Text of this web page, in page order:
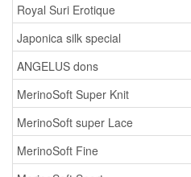
Royal Suri Erotique
Japonica silk special
ANGELUS dons
MerinoSoft Super Knit
MerinoSoft super Lace
MerinoSoft Fine